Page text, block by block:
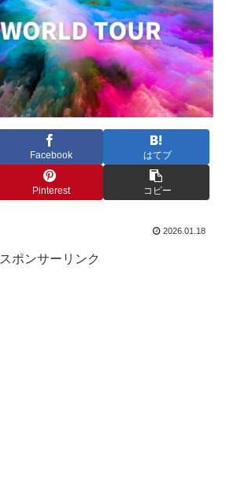
Facebook はてブ
Pinterest コピー
2026.01.18
スポンサーリンク